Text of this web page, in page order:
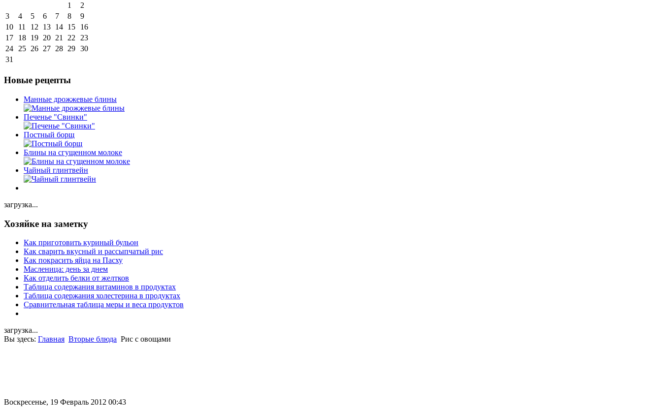
1
2
3
4 5 6 7 8
9
10
11 12 13 14 15
16
17
18 19 20 21 22 23
24 25 26 27 28 29 30
31
Новые рецепты
Манные дрожжевые блины
Печенье "Свинки"
Постный борщ
Блины на сгущенном молоке
Чайный глинтвейн
загрузка...
Хозяйке на заметку
Как приготовить куриный бульон
Как сварить вкусный и рассыпчатый рис
Как покрасить яйца на Пасху
Масленица: день за днем
Как отделить белки от желтков
Таблица содержания витаминов в продуктах
Таблица содержания холестерина в продуктах
Сравнительная таблица меры и веса продуктов
загрузка...
Вы здесь: Главная Вторые блюда Рис с овощами
Воскресенье, 19 Февраль 2012 00:43